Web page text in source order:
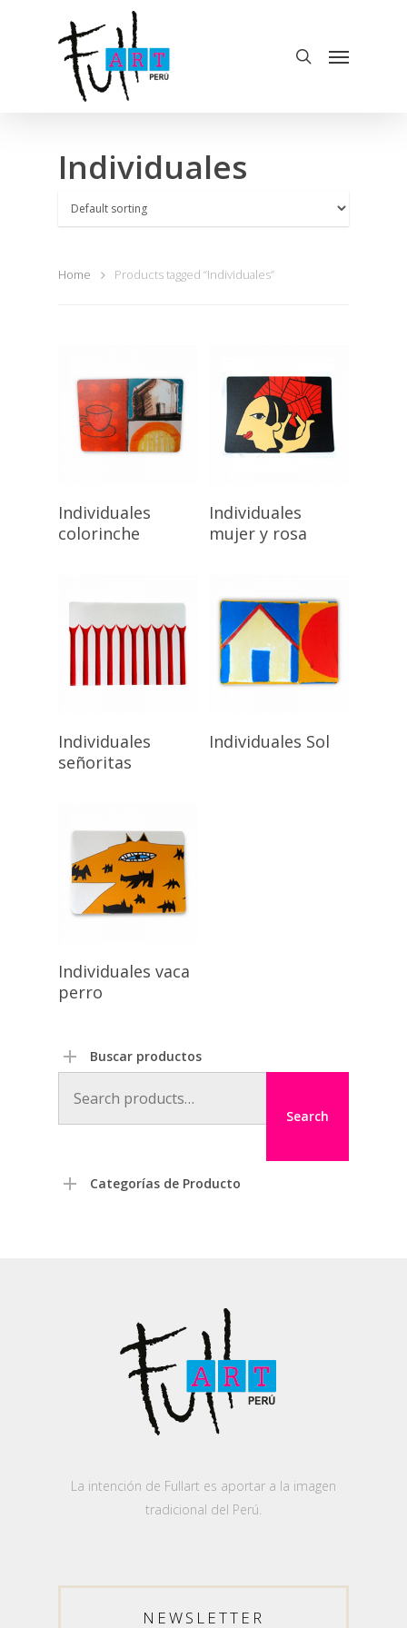
Individuales
Home Products tagged “Individuales”
Individuales
colorinche
Individuales
mujer y rosa
Individuales
señoritas
Individuales Sol
Individuales vaca
perro
Buscar productos
for:
Search
Categorías de Producto
La intención de Fullart es aportar a la imagen
tradicional del Perú.
NEWSLETTER